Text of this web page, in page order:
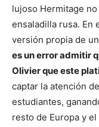
lujoso Hermitage
ensaladilla rusa. En
versión propia de
es un error admitir
Olivier que este
captar la atención
estudiantes,
resto de Europa y el